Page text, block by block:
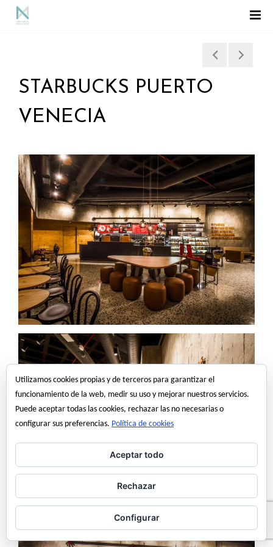
STARBUCKS PUERTO
VENECIA
Utilizamos cookies propias y de terceros para garantizar el
funcionamiento de la web, medir su uso y mejorar nuestros servicios.
Puede aceptar todas las cookies, rechazar las no necesarias o
configurar sus preferencias. Política de cookies
Aceptar todo
Rechazar
Configurar